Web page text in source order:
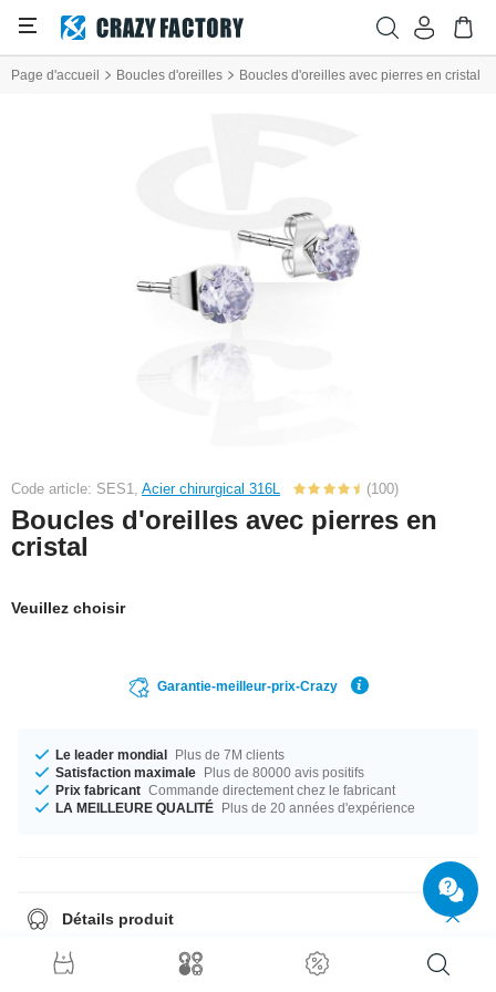
Page d'accueil Boucles d'oreilles Boucles d'oreilles avec pierres en cristal
Code article: SES1, Acier chirurgical 316L (100)
Boucles d'oreilles avec pierres en
cristal
Veuillez choisir
Garantie-meilleur-prix-Crazy
Le leader mondial Plus de 7M clients
Satisfaction maximale Plus de 80000 avis positifs
Prix fabricant Commande directement chez le fabricant
LA MEILLEURE QUALITÉ Plus de 20 années d'expérience
Détails produit
Les studs d'oreilles sont toujours envoyés par paires, donc il suffit de
choisir quantité = 1 pour recevoir une paire.